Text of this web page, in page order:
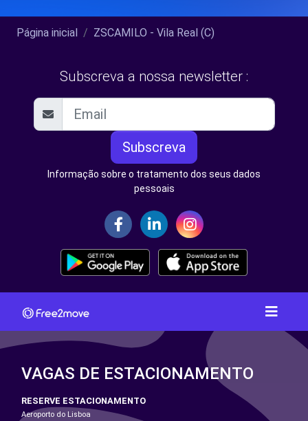
Página inicial ZSCAMILO - Vila Real (C)
Subscreva a nossa newsletter :
Subscreva
Informação sobre o tratamento dos seus dados
pessoais
VAGAS DE ESTACIONAMENTO
RESERVE ESTACIONAMENTO
Aeroporto do Lisboa